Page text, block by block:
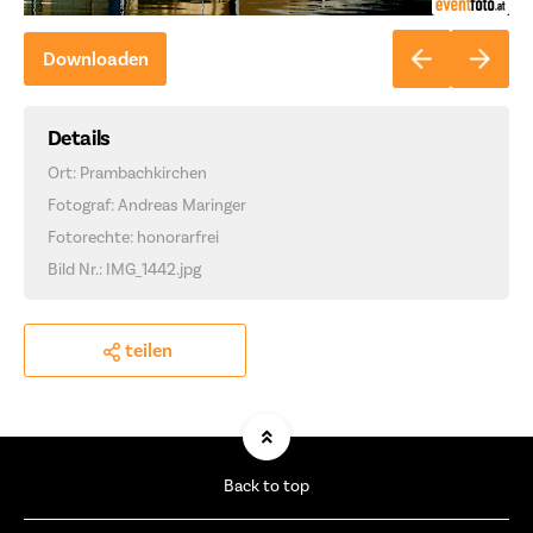
Downloaden
Details
Ort: Prambachkirchen
Fotograf: Andreas Maringer
Fotorechte: honorarfrei
Bild Nr.: IMG_1442.jpg
teilen
Back to top